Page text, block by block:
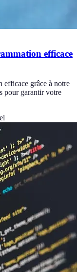
efficace
efficace grâce à notre
pour garantir votre